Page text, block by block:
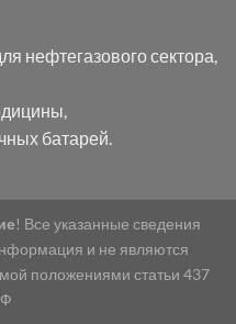
нефтегазового сектора,
батарей.
! Все указанные сведения
и не являются
положениями статьи 437